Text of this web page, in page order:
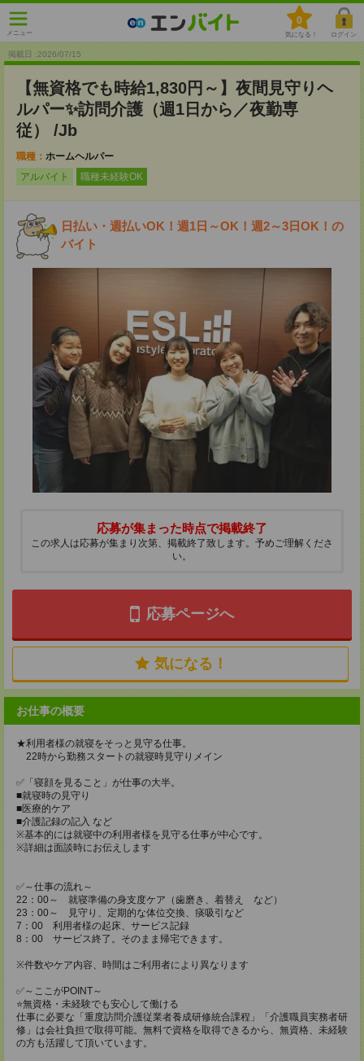
メニュー
0
気になる！ ログイン
掲載日 :2026/07/15
【無資格でも時給1,830円～】夜間見守りヘ
ルパー✨訪問介護（週1日から／夜勤専
従） /Jb
職種： ホームヘルパー
アルバイト
職種未経験OK
日払い・週払いOK！週1日～OK！週2～3日OK！の
バイト
応募が集まった時点で掲載終了
この求人は応募が集まり次第、掲載終了致します。予めご理解くださ
い。
応募ページへ
気になる！
お仕事の概要
★利用者様の就寝をそっと見守る仕事。
22時から勤務スタートの就寝時見守りメイン
✅「寝顔を見ること」が仕事の大半。
■就寝時の見守り
■医療的ケア
■介護記録の記入 など
※基本的には就寝中の利用者様を見守る仕事が中心です。
※詳細は面談時にお伝えします
✅～仕事の流れ～
22：00～ 就寝準備の身支度ケア（歯磨き、着替え など）
23：00～ 見守り、定期的な体位交換、痰吸引など
7：00 利用者様の起床、サービス記録
8：00 サービス終了。そのまま帰宅できます。
※件数やケア内容、時間はご利用者により異なります
✅～ここがPOINT～
⭐️無資格・未経験でも安心して働ける
仕事に必要な「重度訪問介護従業者養成研修統合課程」「介護職員実務者研
修」は会社負担で取得可能。無料で資格を取得できるから、無資格、未経験
の方も活躍して頂いています。